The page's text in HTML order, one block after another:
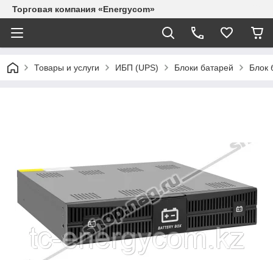
Торговая компания «Energycom»
Товары и услуги ИБП (UPS) Блоки батарей Блок